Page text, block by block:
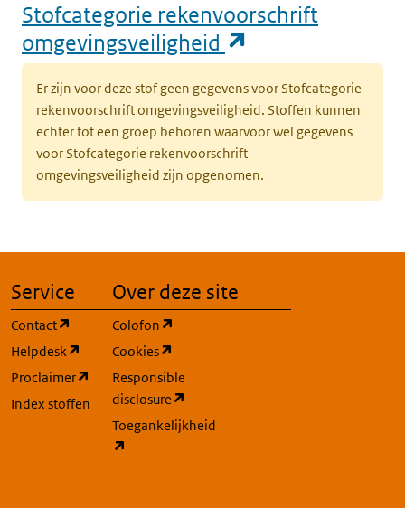
Stofcategorie rekenvoorschrift
omgevingsveiligheid
Er zijn voor deze stof geen gegevens voor Stofcategorie
rekenvoorschrift omgevingsveiligheid. Stoffen kunnen
echter tot een groep behoren waarvoor wel gegevens
voor Stofcategorie rekenvoorschrift
omgevingsveiligheid zijn opgenomen.
Service
Contact
(opent in een nieuw tabblad)
Helpdesk
(opent in een nieuw tabblad)
Proclaimer
(opent in een nieuw tabblad)
Index stoffen
Over deze site
Colofon
Cookies
Responsible
disclosure
Toegankelijkheid